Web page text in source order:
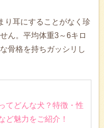
り耳にすることがなく珍
ん。平均体重3～6キロ
骨格を持ちガッシリし
てどんな犬？特徴・性
ど魅力をご紹介！